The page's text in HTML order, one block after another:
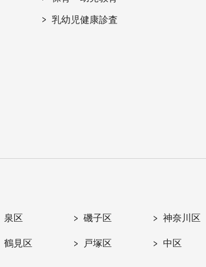
乳幼児健康診査
泉区 磯子区 神奈川区
鶴見区 戸塚区 中区